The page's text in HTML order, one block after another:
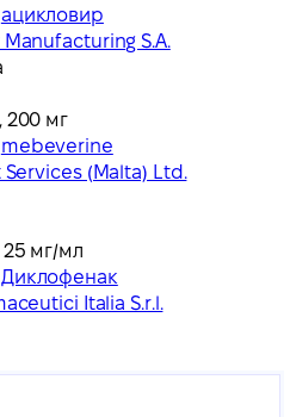
ацикловир
S.A.
200 мг
mebeverine
Services (Malta) Ltd.
25 мг/мл
Диклофенак
Italia S.r.l.